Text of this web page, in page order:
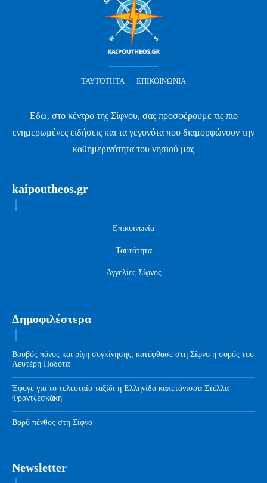
ΤΑΥΤΌΤΗΤΑ ΕΠΙΚΟΙΝΩΝΊΑ
Εδώ, στο κέντρο της Σίφνου, σας προσφέρουμε τις πιο
ενημερωμένες ειδήσεις και τα γεγονότα που διαμορφώνουν την
καθημερινότητα του νησιού μας
kaipoutheos.gr
Επικοινωνία
Ταυτότητα
Αγγελίες Σίφνος
Δημοφιλέστερα
Βουβός πόνος και ρίγη συγκίνησης, κατέφθασε στη Σίφνο η σορός του
Λευτέρη Ποδότα
Έφυγε για το τελευταίο ταξίδι η Ελληνίδα καπετάνισσα Στέλλα
Φραντζεσκάκη
Βαρύ πένθος στη Σίφνο
Newsletter